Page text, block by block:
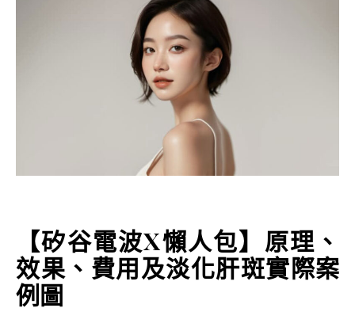
【矽谷電波X懶人包】原理、
效果、費用及淡化肝斑實際案
例圖